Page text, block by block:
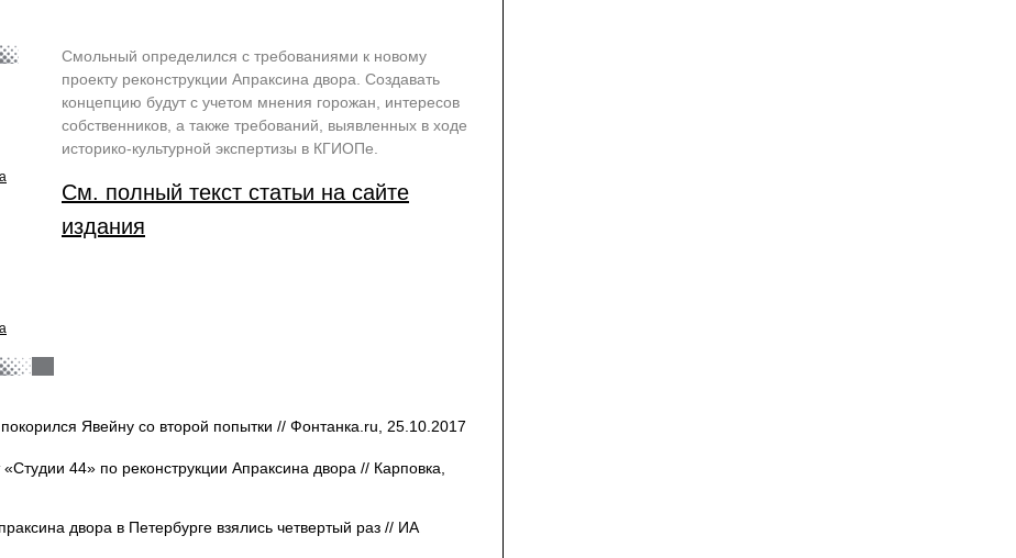
Смольный определился с требованиями к новому
проекту реконструкции Апраксина двора. Создавать
концепцию будут с учетом мнения горожан, интересов
собственников, а также требований, выявленных в ходе
историко-культурной экспертизы в КГИОПе.
См. полный текст статьи на сайте
издания
Явейну со второй попытки // Фонтанка.ru, 25.10.2017
44» по реконструкции Апраксина двора // Карповка,
двора в Петербурге взялись четвертый раз // ИА